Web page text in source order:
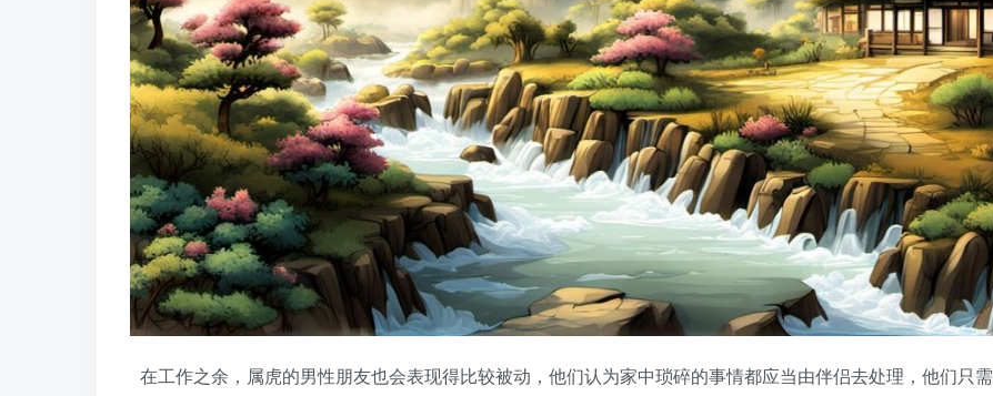
在工作之余，属虎的男性朋友也会表现得比较被动，他们认为家中琐碎的事情都应当由伴侣去处理，他们只需